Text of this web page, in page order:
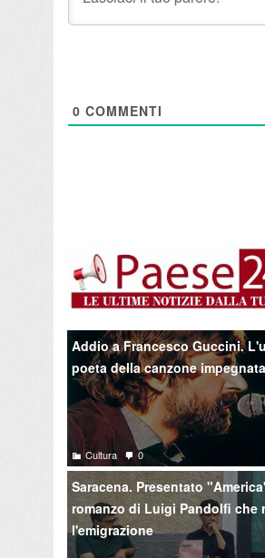
0 COMMENTI
Addio a Francesco Guccini.
poeta della canzone impegnata
Cultura 0
Saracena. Presentato
romanzo di Luigi Pandolfi che
l'emigrazione